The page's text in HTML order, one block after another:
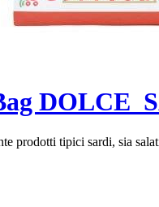
prodotti tipici sardi, sia